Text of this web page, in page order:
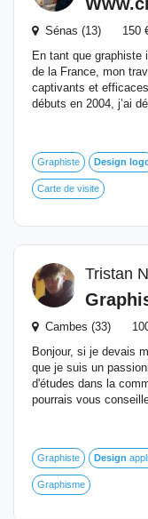
Sénas (13) 150
En tant que graphiste
de la France, mon
captivants et
débuts en 2004, j’ai
Graphiste Design
Carte de visite
Tristan
Cambes (33)
Bonjour, si je devais
que je suis un
d'études dans la
pourrais vous
Graphiste Design
Graphisme